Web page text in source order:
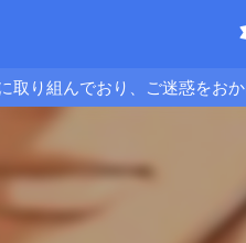
り組んでおり、ご迷惑をおか